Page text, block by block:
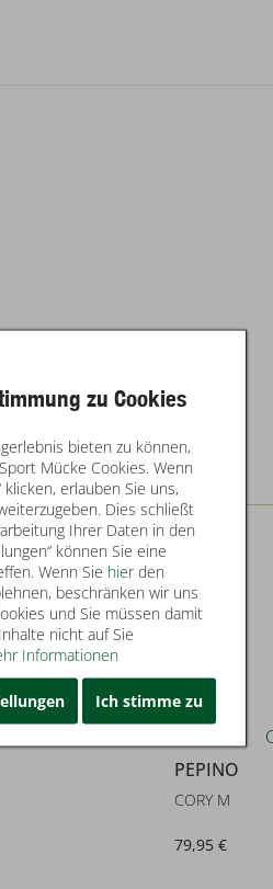
PEPINO
CORY M
79,95 €
zu Cookies
bieten zu können,
Mücke Cookies. Wenn
klicken, erlauben Sie uns,
Dies schließt
Ihrer Daten in den
können Sie eine
Wenn Sie hierden
beschränken wir uns
und Sie müssen damit
nicht auf Sie
Informationen
Ich stimme zu